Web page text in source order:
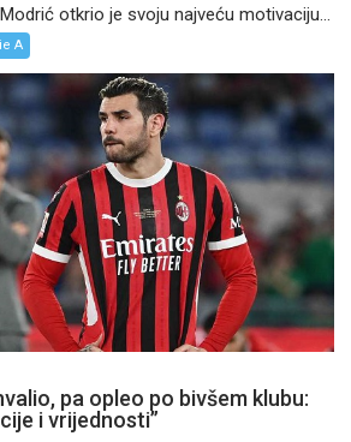
otkrio je svoju najveću motivaciju...
A
pa opleo po bivšem klubu:
i vrijednosti”